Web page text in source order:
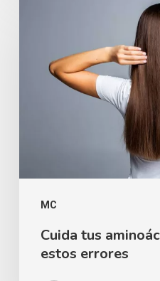
MC
Cuida tus
estos errores